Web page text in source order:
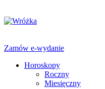
Zamów e-wydanie
Horoskopy
Roczny
Miesięczny